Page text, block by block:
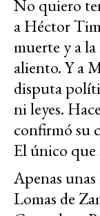
No quiero
a Héctor
muerte y a
aliento. Y a
disputa
ni leyes.
confirmó su
El único que
Apenas unas
Lomas de